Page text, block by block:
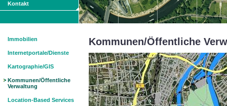
Kontakt
Immobilien
Internetportale/Dienste
Kartographie/GIS
Kommunen/Öffentliche
Verwaltung
Location-Based Services
Kommunen/Öffentliche